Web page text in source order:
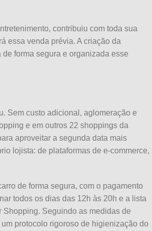
contribuiu com toda sua
essa venda prévia. A criação da
forma segura e organizada esse
Sem custo adicional, aglomeração e
e em outros 22 shoppings da
aproveitar a segunda data mais
lojista: de plataformas de e-commerce,
de forma segura, com o pagamento
todos os dias das 12h às 20h e a lista
Seguindo as medidas de
protocolo rigoroso de higienização do